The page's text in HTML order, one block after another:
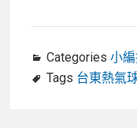
Categories 小
Tags 台東熱氣